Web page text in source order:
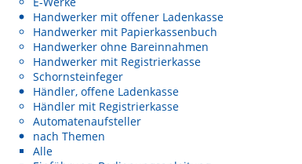
Handwerker mit offener Ladenkasse
Handwerker mit Papierkassenbuch
Handwerker ohne Bareinnahmen
Handwerker mit Registrierkasse
Schornsteinfeger
Händler, offene Ladenkasse
Händler mit Registrierkasse
Automatenaufsteller
nach Themen
Alle